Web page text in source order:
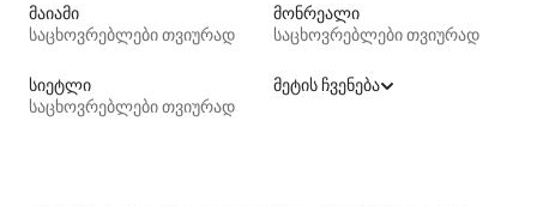
მაიამი
საცხოვრებლები თვიურად
მონრეალი
საცხოვრებლები თვიურად
სიეტლი
საცხოვრებლები თვიურად
მეტის ჩვენება